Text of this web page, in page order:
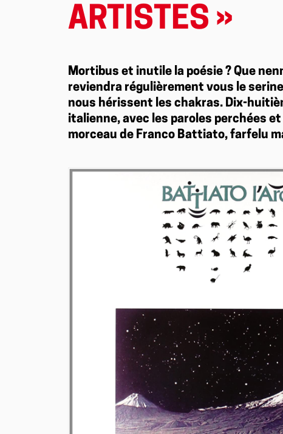
ARTISTES »
Mortibus et inutile la poésie ? Que
reviendra régulièrement vous le
nous hérissent les chakras. Dix-
italienne, avec les paroles perchées
morceau de Franco Battiato, farfelu